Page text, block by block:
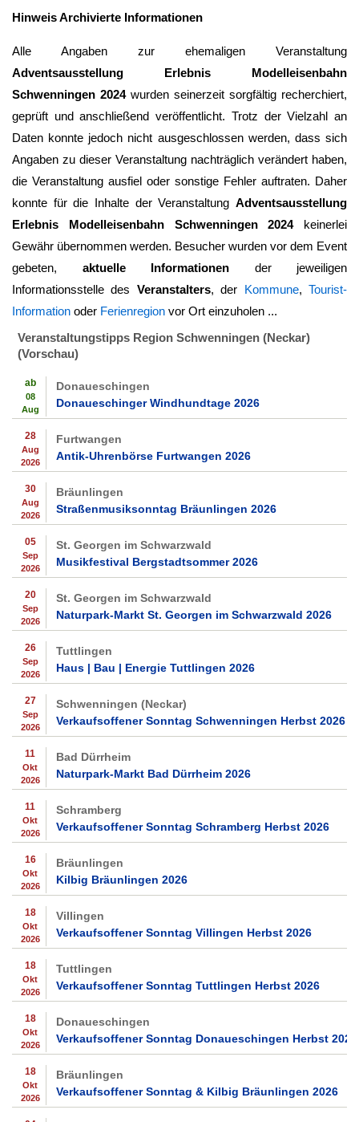
Hinweis Archivierte Informationen
Alle Angaben zur ehemaligen Veranstaltung
Adventsausstellung Erlebnis Modelleisenbahn
Schwenningen 2024wurden seinerzeit sorgfältig recherchiert,
geprüft und anschließend veröffentlicht. Trotz der Vielzahl an
Daten konnte jedoch nicht ausgeschlossen werden, dass sich
Angaben zu dieser Veranstaltung nachträglich verändert haben,
die Veranstaltung ausfiel oder sonstige Fehler auftraten. Daher
konnte für die Inhalte der Veranstaltung Adventsausstellung
Erlebnis Modelleisenbahn Schwenningen 2024keinerlei
Gewähr übernommen werden. Besucher wurden vor dem Event
gebeten, aktuelle Informationen der jeweiligen
Informationsstelle des Veranstalters, der Kommune,Tourist-
Information oder Ferienregion vor Ort einzuholen ...
Veranstaltungstipps Region Schwenningen (Neckar)
(Vorschau)
ab
08
Aug
Donaueschingen
Donaueschinger Windhundtage 2026
28
Aug
2026
Furtwangen
Antik-Uhrenbörse Furtwangen 2026
30
Aug
2026
Bräunlingen
Straßenmusiksonntag Bräunlingen 2026
05
Sep
2026
St. Georgen im Schwarzwald
Musikfestival Bergstadtsommer 2026
20
Sep
2026
St. Georgen im Schwarzwald
Naturpark-Markt St. Georgen im Schwarzwald 2026
26
Sep
2026
Tuttlingen
Haus | Bau | Energie Tuttlingen 2026
27
Sep
2026
Schwenningen (Neckar)
Verkaufsoffener Sonntag Schwenningen Herbst 2026
11
Okt
2026
Bad Dürrheim
Naturpark-Markt Bad Dürrheim 2026
11
Okt
2026
Schramberg
Verkaufsoffener Sonntag Schramberg Herbst 2026
16
Okt
2026
Bräunlingen
Kilbig Bräunlingen 2026
18
Okt
2026
Villingen
Verkaufsoffener Sonntag Villingen Herbst 2026
18
Okt
2026
Tuttlingen
Verkaufsoffener Sonntag Tuttlingen Herbst 2026
18
Okt
2026
Donaueschingen
Verkaufsoffener Sonntag Donaueschingen Herbst 2026
18
Okt
2026
Bräunlingen
Verkaufsoffener Sonntag & Kilbig Bräunlingen 2026